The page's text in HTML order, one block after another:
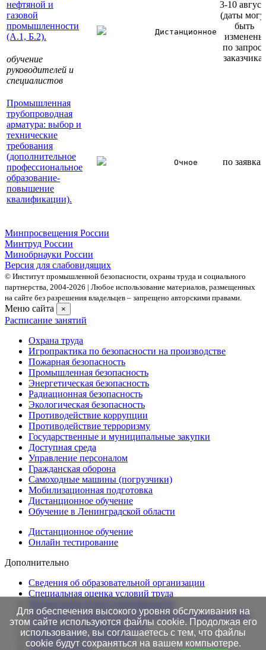
нефтяной и
газовой
промышленности
(А.1, Б.2).
обучение
руководителей и
специалистов
Дистанционное
3-10
(даты
быть
изменены
по запросу
заказчика)
Промышленная
трубопроводная
арматура: выбор и
технические
требования
(дополнительное
профессиональное
образование-
повышение
квалификации).
Очное по заявкам
Минпросвещения России
Минтруд России
Минобрнауки России
Версия для слабовидящих
© Институт промышленной безопасности, охраны труда и социального
партнерства, 2004- 2026 | Любое использование материалов, размещенных
на сайте без разрешения владельцев – запрещено авторскими правами.
Меню сайта ×
Расписание занятий
Охрана труда
Игропрактика по безопасности на производстве
Пожарная безопасность
Промышленная безопасность
Энергетическая безопасность
Радиационная безопасность
Экологическая безопасность
Противодействие коррупции
Противодействие терроризму
Государственные и муниципальные закупки
Доступная среда
Управление персоналом
Гражданская оборона
Самоходные машины (погрузчики)
Мобилизационная подготовка
Дистанционное обучение
Обучение в Ленинградской области
Дистанционное обучение
Онлайн тестирование
Дополнительно
Сведения об образовательной организации
Cпециальная оценка условий труда
Проверка подлинности протоколов в Едином портале
Готовность документов ТАК
Нормативные документы
Это интересно!
Для обеспечения высокого уровня обслуживания на
этом сайте используются файлы cookie. Продолжая его
использование, вы соглашаетесь с тем, что файлы
cookie будут сохраняться на вашем компьютере.